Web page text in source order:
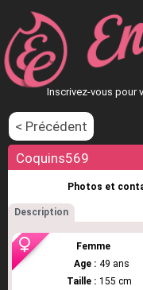
Inscrivez-vous pour
< Précédent
Coquins569
Photos et
Description
Femme
Age : 49 ans
Taille : 155 cm